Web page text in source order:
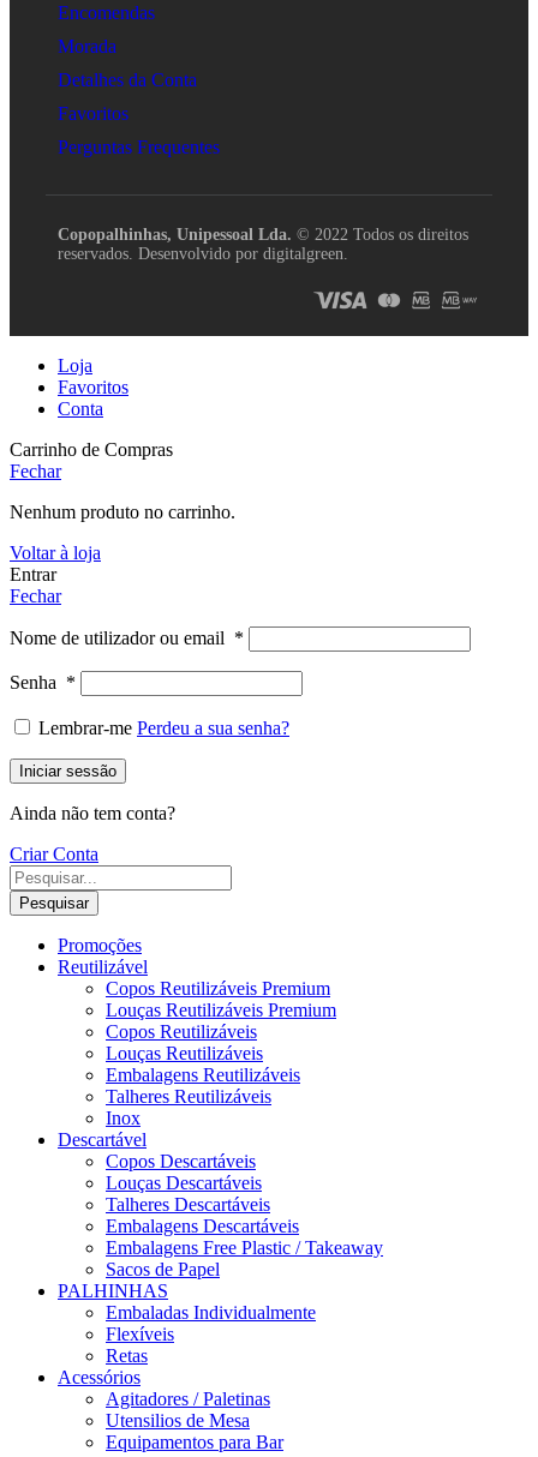
Encomendas
Morada
Detalhes da Conta
Favoritos
Perguntas Frequentes
Copopalhinhas, Unipessoal Lda. © 2022 Todos os direitos
reservados. Desenvolvido por digitalgreen.
Loja
Favoritos
Conta
Carrinho de Compras
Fechar
Nenhum produto no carrinho.
Voltar à loja
Entrar
Fechar
Nome de utilizador ou email *
Senha *
Lembrar-me Perdeu a sua senha?
Iniciar sessão
Ainda não tem conta?
Criar Conta
Pesquisar
Promoções
Reutilizável
Copos Reutilizáveis Premium
Louças Reutilizáveis Premium
Copos Reutilizáveis
Louças Reutilizáveis
Embalagens Reutilizáveis
Talheres Reutilizáveis
Inox
Descartável
Copos Descartáveis
Louças Descartáveis
Talheres Descartáveis
Embalagens Descartáveis
Embalagens Free Plastic / Takeaway
Sacos de Papel
PALHINHAS
Embaladas Individualmente
Flexíveis
Retas
Acessórios
Agitadores / Paletinas
Utensilios de Mesa
Equipamentos para Bar